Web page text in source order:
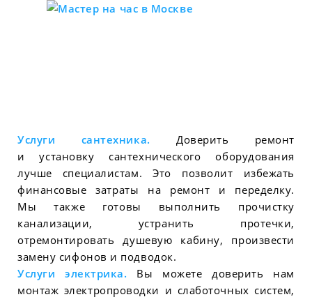
Услуги сантехника. Доверить ремонт
и установку сантехнического оборудования
лучше специалистам. Это позволит избежать
финансовые затраты на ремонт и переделку.
Мы также готовы выполнить прочистку
канализации, устранить протечки,
отремонтировать душевую кабину, произвести
замену сифонов и подводок.
Услуги электрика. Вы можете доверить нам
монтаж электропроводки и слаботочных систем,